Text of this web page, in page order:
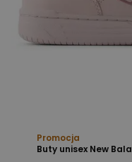
Promocja
Buty unisex New